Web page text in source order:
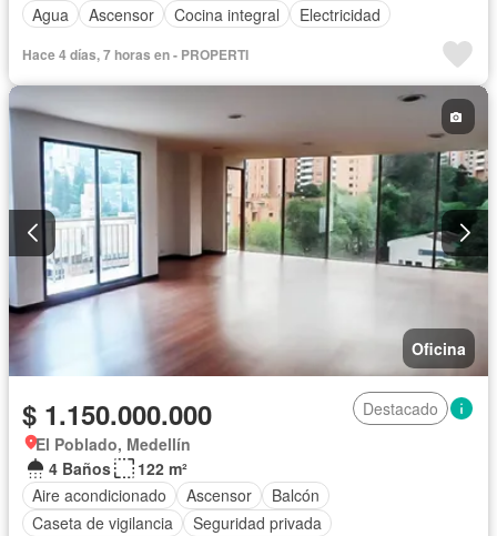
Agua
Ascensor Cocina integral Electricidad
Hace 4 días, 7 horas en - PROPERTI
Oficina
$ 1.150.000.000
Destacado
El Poblado, Medellín
4 Baños
122 m²
Aire acondicionado
Ascensor
Balcón
Caseta de vigilancia
Seguridad privada